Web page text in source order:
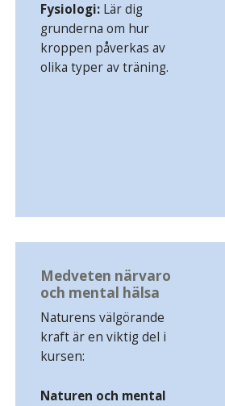
Fysiologi: Lär dig
grunderna om hur
kroppen påverkas av
olika typer av träning.
Medveten närvaro
och mental hälsa
Naturens välgörande
kraft är en viktig del i
kursen:
Naturen och mental